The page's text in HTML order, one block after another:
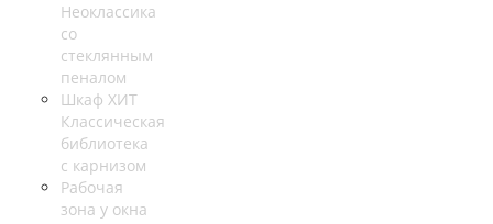
Неоклассика
со
стеклянным
пеналом
Шкаф ХИТ
Классическая
библиотека
с карнизом
Рабочая
зона у окна